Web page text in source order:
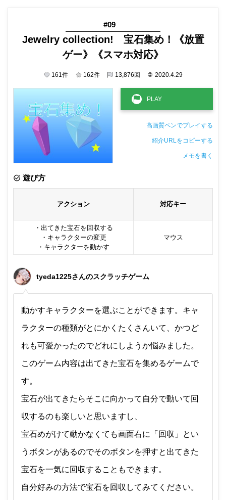
#09
Jewelry collection! 宝石集め！《放置
ゲー》《スマホ対応》
161件 162件 13,876 回 © 2020.4.29
高画質ペンでプレイする
紹介URLをコピーする
メモを書く
遊び方
アクション 対応キー
・出てきた宝石を回収する
・キャラクターの変更
・キャラクターを動かす
マウス
tyeda1225さんのスクラッチゲーム
動かすキャラクターを選ぶことができます。キャ
ラクターの種類がとにかくたくさんいて、かつど
れも可愛かったのでどれにしようか悩みました。
このゲーム内容は出てきた宝石を集めるゲームで
す。
宝石が出てきたらそこに向かって自分で動いて回
収するのも楽しいと思いますし、
宝石めがけて動かなくても画面右に「回収」とい
うボタンがあるのでそのボタンを押すと出てきた
宝石を一気に回収することもできます。
自分好みの方法で宝石を回収してみてください。